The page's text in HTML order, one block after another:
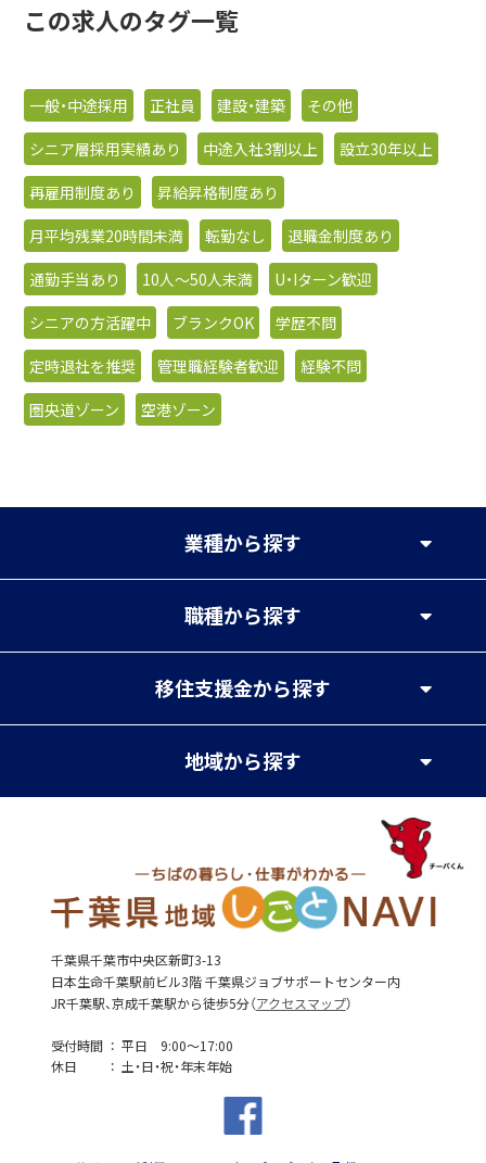
この求人のタグ一覧
一般・中途採用 正社員 建設・建築
その他
シニア層採用実績あり
中途入社3割以上
設立30年以上
再雇用制度あり
昇給昇格制度あり
月平均残業20時間未満
転勤なし
退職金制度あり
通勤手当あり
10人〜50人未満
U・Iターン歓迎
シニアの方活躍中
ブランクOK
学歴不問
定時退社を推奨
管理職経験者歓迎
経験不問
圏央道ゾーン
空港ゾーン
業種から探す
職種から探す
移住支援金から探す
地域から探す
千葉県千葉市中央区新町3-13
日本生命千葉駅前ビル3階 千葉県ジョブサポートセンター内
JR千葉駅、京成千葉駅から徒歩5分（アクセスマップ）
受付時間
平日 9:00～17:00
休日
土・日・祝・年末年始